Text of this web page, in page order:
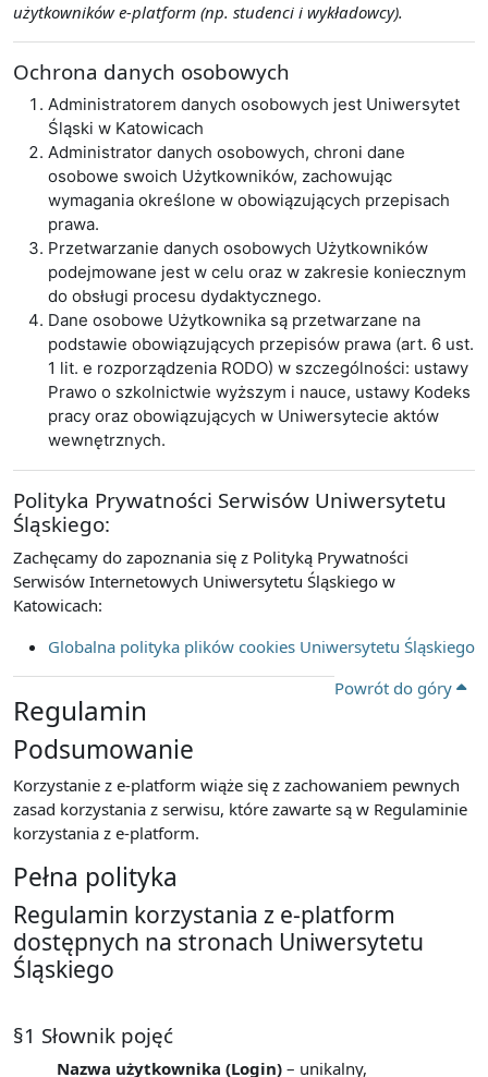
użytkowników e-platform (np. studenci i wykładowcy).
Ochrona danych osobowych
Administratorem danych osobowych jest Uniwersytet
Śląski w Katowicach
Administrator danych osobowych, chroni dane
osobowe swoich Użytkowników, zachowując
wymagania określone w obowiązujących przepisach
prawa.
Przetwarzanie danych osobowych Użytkowników
podejmowane jest w celu oraz w zakresie koniecznym
do obsługi procesu dydaktycznego.
Dane osobowe Użytkownika są przetwarzane na
podstawie obowiązujących przepisów prawa (art. 6 ust.
1 lit. e rozporządzenia RODO) w szczególności: ustawy
Prawo o szkolnictwie wyższym i nauce, ustawy Kodeks
pracy oraz obowiązujących w Uniwersytecie aktów
wewnętrznych.
Polityka Prywatności Serwisów Uniwersytetu
Śląskiego:
Zachęcamy do zapoznania się z Polityką Prywatności
Serwisów Internetowych Uniwersytetu Śląskiego w
Katowicach:
Globalna polityka plików cookies Uniwersytetu Śląskiego
Powrót do góry
Regulamin
Podsumowanie
Korzystanie z e-platform wiąże się z zachowaniem pewnych
zasad korzystania z serwisu, które zawarte są w Regulaminie
korzystania z e-platform.
Pełna polityka
Regulamin korzystania z e-platform
dostępnych na stronach Uniwersytetu
Śląskiego
§1 Słownik pojęć
Nazwa użytkownika (Login) – unikalny,